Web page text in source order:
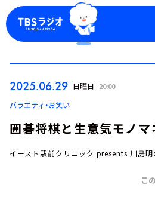
ログイン
2025.06.29 日曜日 20:00
バラエティ・お笑い
囲碁将棋と生意気モノマ
イースト駅前クリニック presents 川島明
こ